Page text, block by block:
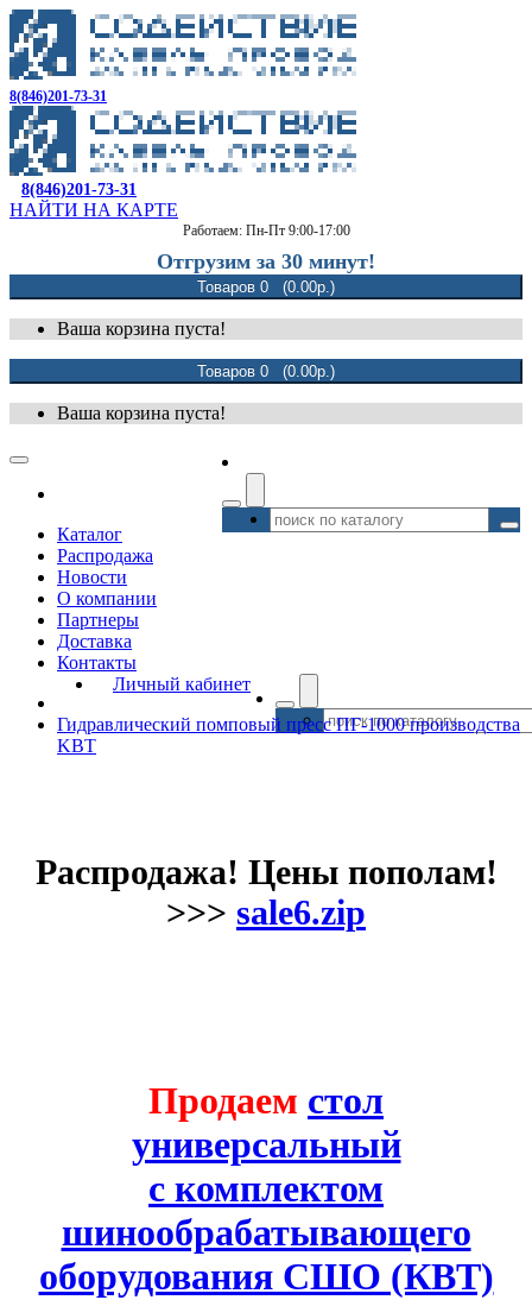
8(846)201-73-31
8(846)201-73-31
НАЙТИ НА КАРТЕ
Работаем: Пн-Пт 9:00-17:00
Отгрузим за 30 минут!
Товаров 0 (0.00р.)
Ваша корзина пуста!
Товаров 0 (0.00р.)
Ваша корзина пуста!
Каталог
Распродажа
Новости
О компании
Партнеры
Доставка
Контакты
Личный кабинет
Гидравлический помповый пресс ПГ-1000 производства
KBT
Распродажа! Цены пополам!
>>> sale6.zip
Продаем стол
универсальный
с комплектом
шинообрабатывающего
оборудования СШО (КВТ)